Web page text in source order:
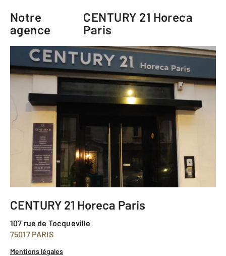
Notre
agence
CENTURY 21 Horeca
Paris
CENTURY 21 Horeca Paris
107 rue de Tocqueville
75017 PARIS
Mentions légales